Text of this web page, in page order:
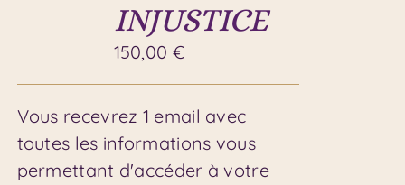
INJUSTICE
150,00 €
Vous recevrez 1 email avec
toutes les informations vous
permettant d'accéder à votre